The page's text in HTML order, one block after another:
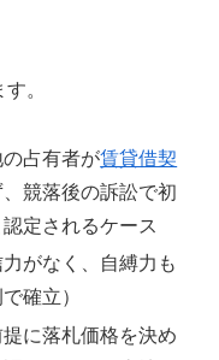
。
の占有者が賃貸借契
競落後の訴訟で初
定されるケース
がなく、自縛力も
確立）
に落札価格を決め